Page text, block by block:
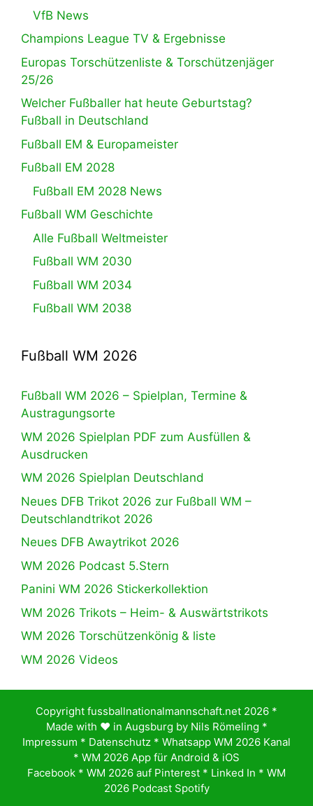
VfB News
Champions League TV & Ergebnisse
Europas Torschützenliste & Torschützenjäger
25/26
Welcher Fußballer hat heute Geburtstag?
Fußball in Deutschland
Fußball EM & Europameister
Fußball EM 2028
Fußball EM 2028 News
Fußball WM Geschichte
Alle Fußball Weltmeister
Fußball WM 2030
Fußball WM 2034
Fußball WM 2038
Fußball WM 2026
Fußball WM 2026 – Spielplan, Termine &
Austragungsorte
WM 2026 Spielplan PDF zum Ausfüllen &
Ausdrucken
WM 2026 Spielplan Deutschland
Neues DFB Trikot 2026 zur Fußball WM –
Deutschlandtrikot 2026
Neues DFB Awaytrikot 2026
WM 2026 Podcast 5.Stern
Panini WM 2026 Stickerkollektion
WM 2026 Trikots – Heim- & Auswärtstrikots
WM 2026 Torschützenkönig & liste
WM 2026 Videos
Copyright fussballnationalmannschaft.net 2026 *
Made with ♥️ in Augsburg by Nils Römeling *
Impressum * Datenschutz * Whatsapp WM 2026 Kanal
* WM 2026 App für Android & iOS
Facebook * WM 2026 auf Pinterest * Linked In * WM
2026 Podcast Spotify